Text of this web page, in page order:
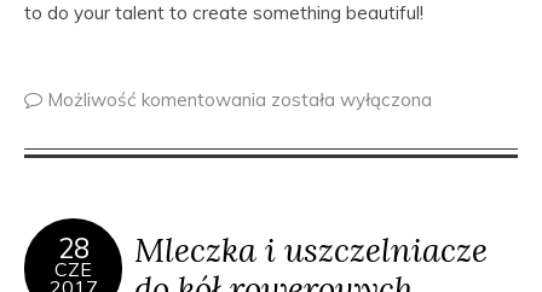
to do your talent to create something beautiful!
Możliwość komentowania została wyłączona
28
CZE
2017
Mleczka i uszczelniacze